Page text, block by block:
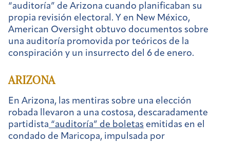
“auditoría” de Arizona cuando planificaban su
propia revisión electoral. Y en New México,
American Oversight obtuvo documentos sobre
una auditoría promovida por teóricos de la
conspiración y un insurrecto del 6 de enero.
ARIZONA
En Arizona, las mentiras sobre una elección
robada llevaron a una costosa, descaradamente
partidista “auditoría” de boletas emitidas en el
condado de Maricopa, impulsada por